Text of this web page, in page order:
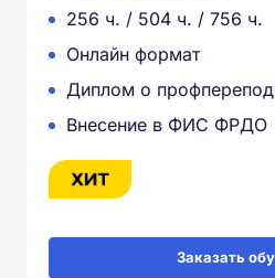
256 ч. / 504 ч. / 756 ч.
Онлайн формат
Диплом о
Внесение в ФИС ФРДО
Заказать